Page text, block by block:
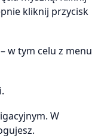
kliknij przycisk
w tym celu z menu
W